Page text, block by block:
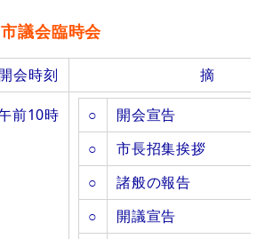
議会臨時会
開会時刻 摘
前10時 ○
開会宣告
○
市長招集挨拶
○
諸般の報告
○
開議宣告